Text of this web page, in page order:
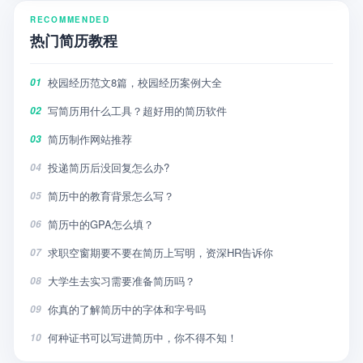
RECOMMENDED
热门简历教程
01 校园经历范文8篇，校园经历案例大全
02 写简历用什么工具？超好用的简历软件
03 简历制作网站推荐
04 投递简历后没回复怎么办?
05 简历中的教育背景怎么写？
06 简历中的GPA怎么填？
07 求职空窗期要不要在简历上写明，资深HR告诉你
08 大学生去实习需要准备简历吗？
09 你真的了解简历中的字体和字号吗
10 何种证书可以写进简历中，你不得不知！